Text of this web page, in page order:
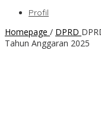
Profil
Homepage / DPRD
Tahun Anggaran 2025